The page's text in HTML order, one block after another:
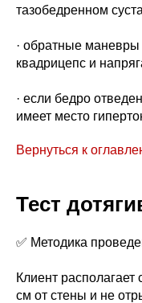
тазобедренном
· обратные
квадрицепс и
· если бедро
имеет место
Вернуться к
Тест
✅ Методика
Клиент
см от стены и не